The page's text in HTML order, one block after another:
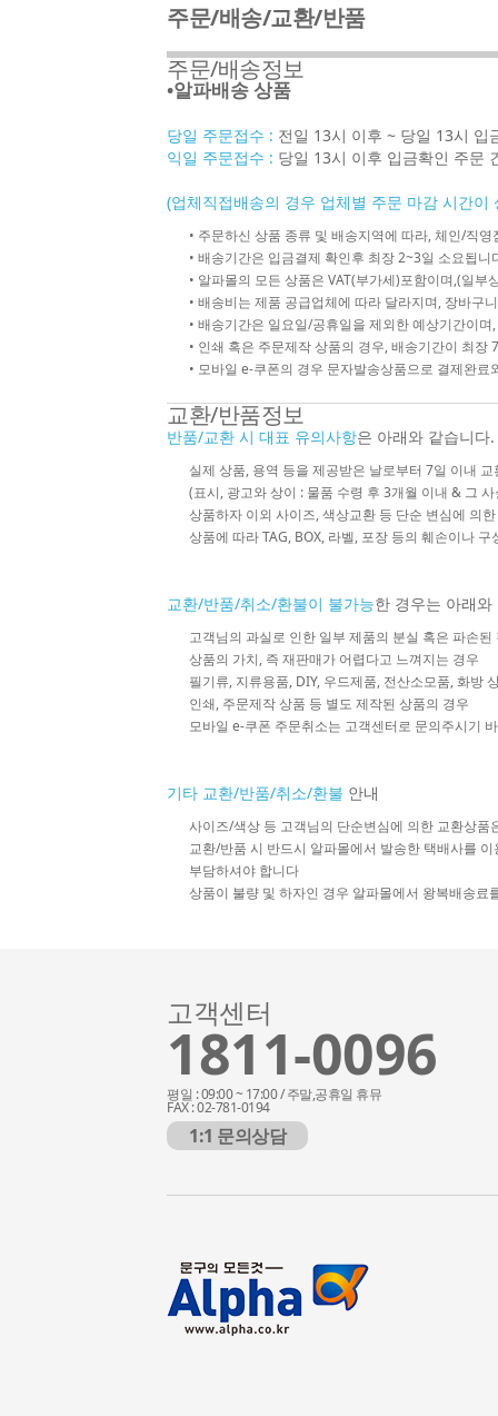
주문/배송/교환/반품
주문/배송정보
•알파배송 상품
당일 주문접수 : 전일 13시 이후 ~ 당일 13시 입
익일 주문접수 : 당일 13시 이후 입금확인 주문
(업체직접배송의 경우 업체별 주문 마감 시간이
• 주문하신 상품 종류 및 배송지역에 따라, 체인/직
• 배송기간은 입금결제 확인후 최장 2~3일 소요됩
• 알파몰의 모든 상품은 VAT(부가세)포함이며,(일
• 배송비는 제품 공급업체에 따라 달라지며, 장바구
• 배송기간은 일요일/공휴일을 제외한 예상기간이
• 인쇄 혹은 주문제작 상품의 경우, 배송기간이 최장
• 모바일 e-쿠폰의 경우 문자발송상품으로 결제완
교환/반품정보
반품/교환 시 대표 유의사항은 아래와 같습니다.
실제 상품, 용역 등을 제공받은 날로부터 7일 이내
(표시, 광고와 상이 : 물품 수령 후 3개월 이내 & 그
상품하자 이외 사이즈, 색상교환 등 단순 변심에 의
상품에 따라 TAG, BOX, 라벨, 포장 등의 훼손이나
교환/반품/취소/환불이 불가능한 경우는 아래와
고객님의 과실로 인한 일부 제품의 분실 혹은 파손된
상품의 가치, 즉 재판매가 어렵다고 느껴지는 경우
필기류, 지류용품, DIY, 우드제품, 전산소모품, 화방
인쇄, 주문제작 상품 등 별도 제작된 상품의 경우
모바일 e-쿠폰 주문취소는 고객센터로 문의주시기
기타 교환/반품/취소/환불 안내
사이즈/색상 등 고객님의 단순변심에 의한 교환상
교환/반품 시 반드시 알파몰에서 발송한 택배사를
부담하셔야 합니다
상품이 불량 및 하자인 경우 알파몰에서 왕복배송료
고객센터
1811-0096
평일 : 09:00 ~ 17:00 / 주말,공휴일 휴뮤
FAX : 02-781-0194
1:1 문의상담